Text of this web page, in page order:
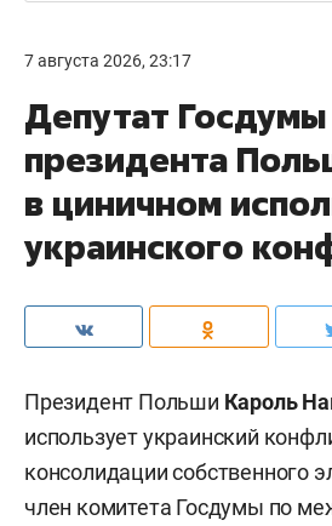
7 августа 2026, 23:17
Депутат
президента
в циничном
украинского
Президент Польши Кароль
использует украинский
консолидации собственного
член комитета Госдумы по